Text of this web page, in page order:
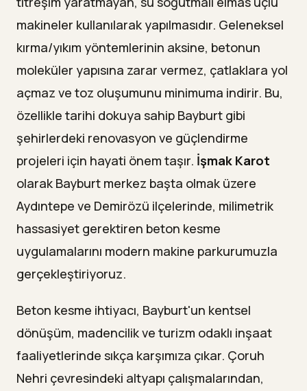
— Beton kesme için önce keşif yapmak zorunlu mu?
—
Beton kesme sonrası filiz ekme veya zemin tamiri
makineler kullanılarak yapılmasıdır. Geleneksel
kırma/yıkım yöntemlerinin aksine, betonun
moleküler yapısına zarar vermez, çatlaklara yol
açmaz ve toz oluşumunu minimuma indirir. Bu,
özellikle tarihi dokuya sahip Bayburt gibi
şehirlerdeki renovasyon ve güçlendirme
projeleri için hayati önem taşır. İşmak Karot
olarak Bayburt merkez başta olmak üzere
Aydıntepe ve Demirözü ilçelerinde, milimetrik
hassasiyet gerektiren beton kesme
uygulamalarını modern makine parkurumuzla
gerçekleştiriyoruz.
Beton kesme ihtiyacı, Bayburt'un kentsel
dönüşüm, madencilik ve turizm odaklı inşaat
faaliyetlerinde sıkça karşımıza çıkar. Çoruh
Nehri çevresindeki altyapı çalışmalarından,